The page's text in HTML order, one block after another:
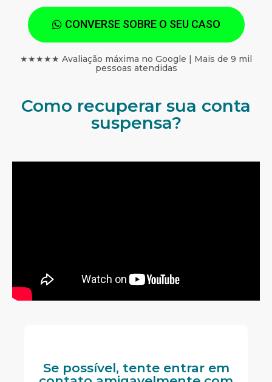
CONVERSE SOBRE O SEU CASO
★★★★★ Avaliação máxima no Google | Mais de 9 mil
pessoas atendidas
Como recuperar sua conta
suspensa?
Se possível, tente entrar em